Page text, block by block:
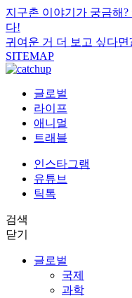
지구촌 이야기가 궁금해
다!
귀여운 거 더 보고 싶다면
SITEMAP
글로벌
라이프
애니멀
트래블
인스타그램
유튜브
틱톡
검색
닫기
글로벌
국제
과학